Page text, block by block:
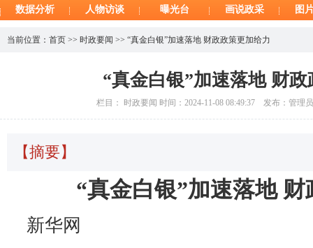
数据分析
人物访谈 曝光台 画说政采 图
当前位置： 首页 >> 时政要闻 >> “真金白银”加速落地 财政政策更加给力
“真金白银”加速落地 财
栏目： 时政要闻 时间：2024-11-08 08:49:37 发布：管理
【摘要】
“真金白银”加速落地
新华网